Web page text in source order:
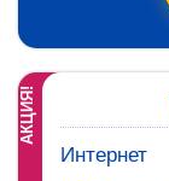
АКЦИЯ!
Интернет